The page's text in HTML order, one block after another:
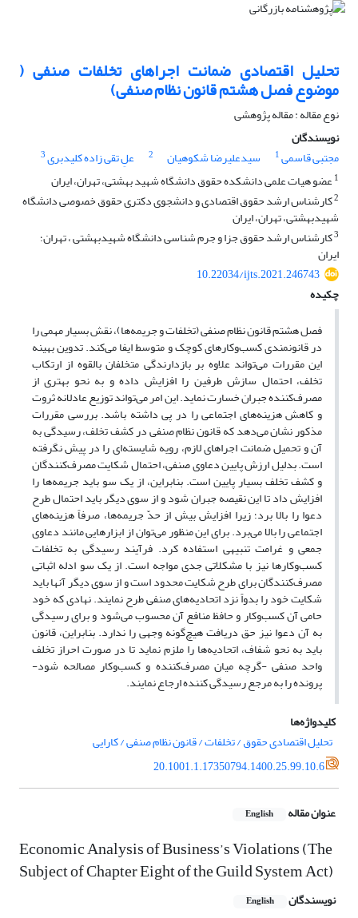
تحلیل اقتصادی ضمانت اجراهای تخلفات صنفی (
موضوع فصل هشتم قانون نظام صنفی)
نوع مقاله : مقاله پژوهشی
نویسندگان
مجتبی قاسمی1 سیدعلیرضا شکوهیان 2 علِ تقی زاده کلیدبری3
1عضو هیات علمی دانشکده حقوق دانشگاه شهید بهشتی، تهران، ایران
2کارشناس ارشد حقوق اقتصادی و دانشجوی دکتری حقوق خصوصی دانشگاه
شهیدبهشتی، تهران، ایران
3کارشناس ارشد حقوق جزا و جرم شناسی دانشگاه شهیدبهشتی ، تهران؛
ایران
10.22034/ijts.2021.246743
چکیده
فصل هشتم قانون نظام صنفی (تخلفات و جریمهها)، نقش بسیار مهمی را
در قانونمندی کسبوکارهای کوچک و متوسط ایفا میکند. تدوین بهینه
این مقررات میتواند علاوه بر بازدارندگی متخلفان بالقوه از ارتکاب
تخلف، احتمال سازش طرفین را افزایش داده و به نحو بهتری از
مصرفکننده جبران خسارت نماید. این امر میتواند توزیع عادلانه ثروت
و کاهش هزینههای اجتماعی را در پی داشته باشد. بررسی مقررات
مذکور نشان میدهد که قانون نظام صنفی در کشف تخلف، رسیدگی به
آن و تحمیل ضمانت اجراهای لازم، رویه شایستهای را در پیش نگرفته
است. بدلیل ارزش پایین دعاوی صنفی، احتمال شکایت مصرفکنندگان
و کشف تخلف بسیار پایین است. بنابراین، از یک سو باید جریمهها را
افزایش داد تا این نقیصه جبران شود و از سوی دیگر باید احتمال طرح
دعوا را بالا برد؛ زیرا افزایش بیش از حدّ جریمهها، صرفاً هزینههای
اجتماعی را بالا میبرد. برای این منظور میتوان از ابزارهایی مانند دعاوی
جمعی و غرامت تنبیهی استفاده کرد. فرآیند رسیدگی به تخلفات
کسبوکارها نیز با مشکلاتی جدی مواجه است. از یک سو ادله اثباتی
مصرفکنندگان برای طرح شکایت محدود است و از سوی دیگر آنها باید
شکایت خود را بدواً نزد اتحادیههای صنفی طرح نمایند. نهادی که خود
حامی آن کسبوکار و حافظ منافع آن محسوب میشود و برای رسیدگی
به آن دعوا نیز حق دریافت هیچگونه وجهی را ندارد. بنابراین، قانون
باید به نحو شفاف، اتحادیهها را ملزم نماید تا در صورت احراز تخلف
واحد صنفی -گرچه میان مصرفکننده و کسبوکار مصالحه شود-
پرونده را به مرجع رسیدگی کننده ارجاع نمایند.
کلیدواژه‌ها
تحلیل اقتصادی حقوق / تخلفات / قانون نظام صنفی / کارایی
20.1001.1.17350794.1400.25.99.10.6
عنوان مقاله English
Economic Analysis of Business’s Violations (The
Subject of Chapter Eight of the Guild System Act)
نویسندگان English